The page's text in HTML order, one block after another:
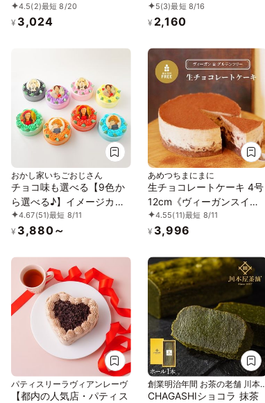
4.5(2)最短 8/20
¥ 3,024
5(3)最短 8/16
¥ 2,160
おかし家いちごおじさん
チョコ味も選べる【9色か
ら選べる♪】イメージカラ
ーのフラワー写真ケーキ 3
号 1～2名様向け
4.67(51)最短 8/11
¥ 3,880～
あめつちまにまに
生チョコレートケーキ 4号
12cm《ヴィーガンスイー
ツ・ヴィーガンケーキ》
4.55(11)最短 8/11
¥ 3,996
パティスリーラヴィアンレーヴ
【都内の人気店・パティス
創業明治年間 お茶の老舗 川本
屋
CHAGASHIショコラ 抹茶